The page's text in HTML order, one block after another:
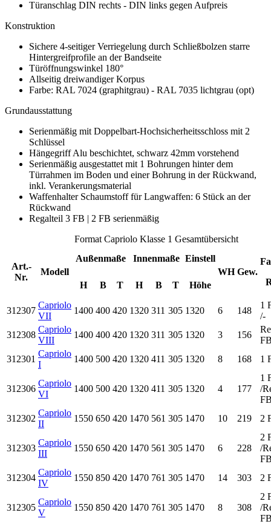
Türanschlag DIN rechts - DIN links gegen Aufpreis
Konstruktion
Sichere 4-seitiger Verriegelung durch Schließbolzen starre
Hintergreifprofile an der Bandseite
Türöffnungswinkel 180°
Allseitig dreiwandiger Korpus
Farbe: RAL 7024 (graphitgrau) - RAL 7035 lichtgrau (opt)
Grundausstattung
Serienmäßig mit Doppelbart-Hochsicherheitsschloss mit 2
Schlüssel
Hängegriff Alu beschichtet, schwarz 42mm vorstehend
Serienmäßig ausgestattet mit 1 Bohrungen hinter dem
Türrahmen im Boden und einer Bohrung in der Rückwand,
inkl. Verankerungsmaterial
Waffenhalter Schaumstoff für Langwaffen: 6 Stück an der
Rückwand
Regalteil 3 FB | 2 FB serienmäßig
Format Capriolo Klasse 1 Gesamtübersicht
Art.-
Nr.
Modell
Außenmaße Innenmaße Einstell
WH Gew.
H B T H B T Höhe
312307
Capriolo
VII
1400 400 420 1320 311 305 1320 6 148
1
/-
312308
Capriolo
VIII
1400 400 420 1320 311 305 1320 3 156
312301
Capriolo
I
1400 500 420 1320 411 305 1320 8 168 1
312306
Capriolo
VI
1400 500 420 1320 411 305 1320 4 177
1
/
312302
Capriolo
II
1550 650 420 1470 561 305 1470 10 219 2
312303
Capriolo
III
1550 650 420 1470 561 305 1470 6 228
2
/
312304
Capriolo
IV
1550 850 420 1470 761 305 1470 14 303 2
312305
Capriolo
V
1550 850 420 1470 761 305 1470 8 308
2
/